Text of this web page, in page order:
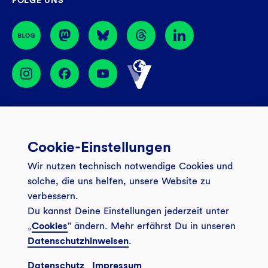
44774 Bochum
BIC: GENODEM1GLS
Banking App
Service
Onlinebanking Login
Sicheres Banking
FAQ
Kontakt
Unsere Angebote
Girokonto
Mitgliederkonto
Tagesgeldkonto
Wo wirkt die GLS?
Weitersagen
Veranstaltungen
Kundenmagazin Bankspiegel
Sozial-ökologisch seit 1974
Cookie-Einstellungen
Wir nutzen technisch notwendige Cookies und
solche, die uns helfen, unsere Website zu
verbessern.
Du kannst Deine Einstellungen jederzeit unter
„Cookies" ändern. Mehr erfährst Du in unseren
Datenschutzhinweisen.
Datenschutz Impressum